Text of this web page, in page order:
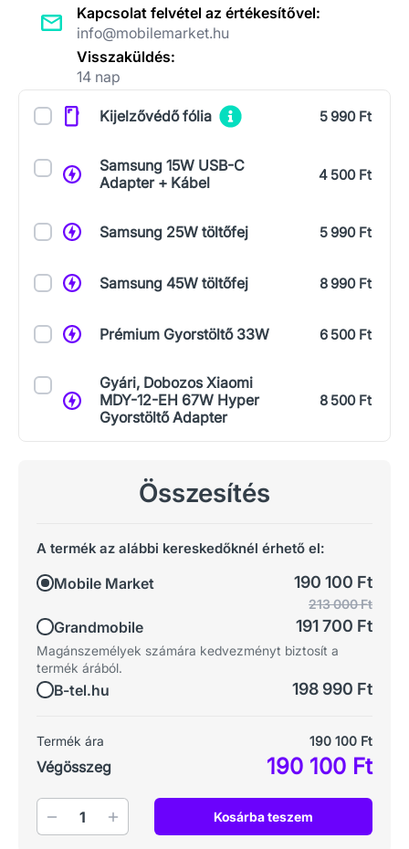
Kapcsolat felvétel az értékesítővel:
info@mobilemarket.hu
Visszaküldés:
14 nap
KiegészítőkKijelzővédő fólia 5 990 Ft
Samsung 15W USB-C
Adapter + Kábel
4 500 Ft
Samsung 25W töltőfej 5 990 Ft
Samsung 45W töltőfej 8 990 Ft
Prémium Gyorstöltő 33W 6 500 Ft
Gyári, Dobozos Xiaomi
MDY-12-EH 67W Hyper
Gyorstöltő Adapter
8 500 Ft
Összesítés
A termék az alábbi kereskedőknél érhető el:
Mobile Market 190 100 Ft
Grandmobile
213 000 Ft
191 700 Ft
Magánszemélyek számára kedvezményt biztosít a
termék árából.
B-tel.hu 198 990 Ft
Termék ára 190 100 Ft
Végösszeg 190 100 Ft
Mennyiség Kosárba teszem